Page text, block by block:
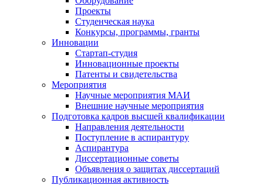
Проекты
Студенческая наука
Конкурсы, программы, гранты
Инновации
Стартап-студия
Инновационные проекты
Патенты и свидетельства
Мероприятия
Научные мероприятия МАИ
Внешние научные мероприятия
Подготовка кадров высшей квалификации
Направления деятельности
Поступление в аспирантуру
Аспирантура
Диссертационные советы
Объявления о защитах диссертаций
Публикационная активность